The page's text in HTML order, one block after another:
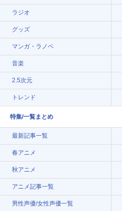
ラジオ
グッズ
マンガ・ラノベ
音楽
2.5次元
トレンド
特集/一覧まとめ
最新記事一覧
春アニメ
秋アニメ
アニメ記事一覧
男性声優/女性声優一覧